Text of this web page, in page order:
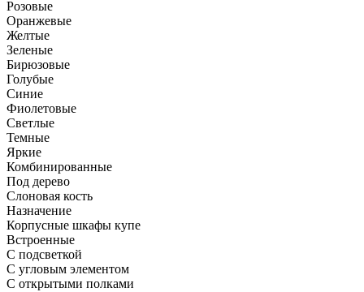
Розовые
Оранжевые
Желтые
Зеленые
Бирюзовые
Голубые
Синие
Фиолетовые
Светлые
Темные
Яркие
Комбинированные
Под дерево
Слоновая кость
Назначение
Корпусные шкафы купе
Встроенные
С подсветкой
С угловым элементом
С открытыми полками